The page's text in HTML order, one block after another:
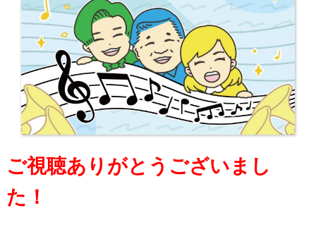
ご視聴ありがとうございまし
た！